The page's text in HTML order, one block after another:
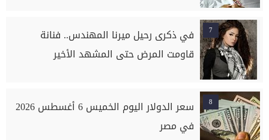
7
في ذكرى رحيل ميرنا المهندس.. فنانة
قاومت المرض حتى المشهد الأخير
8
سعر الدولار اليوم الخميس 6 أغسطس 2026
في مصر